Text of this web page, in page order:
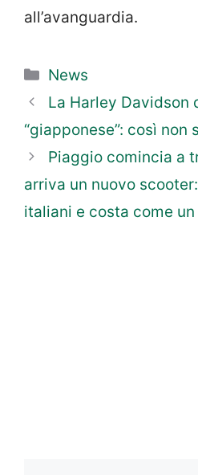
all’avanguardia.
Categorie
News
La Harley Davidson
“giapponese”: così non
Piaggio comincia a
arriva un nuovo
italiani e costa come un